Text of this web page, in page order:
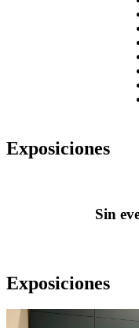
Exposiciones
Sin
Exposiciones